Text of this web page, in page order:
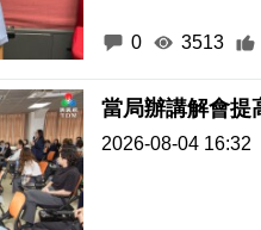
0 3513
當局辦講解會提
2026-08-04 16:32